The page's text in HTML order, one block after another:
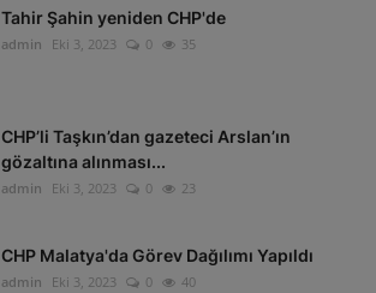
Tahir Şahin yeniden CHP'de
admin Eki 3, 2023 0 35
CHP’li Taşkın’dan gazeteci Arslan’ın
gözaltına alınması...
admin Eki 3, 2023 0 23
CHP Malatya'da Görev Dağılımı Yapıldı
admin Eki 3, 2023 0 40